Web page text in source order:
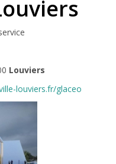
Louviers
louviers.fr/glaceo